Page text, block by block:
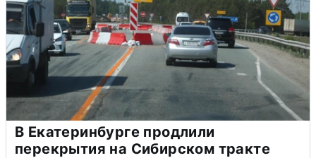
В Екатеринбурге продлили
перекрытия на Сибирском тракте